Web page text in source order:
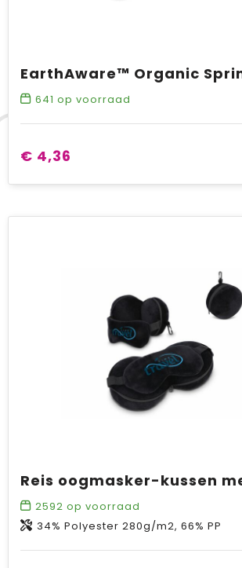
EarthAware™ Organic
641 op voorraad
€ 4,36
2592 op voorraad
34% Polyester 280g/m2, 66% PP